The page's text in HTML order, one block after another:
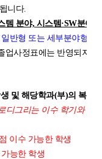
니다.
템 분야, 시스템·SW분야
반형 또는 세부분야형 전
사정표에는 반영되지 않
및 해당학과(부)의 복수
디그리는 이수 학기와 관
이수 가능한 학생
능한 학생